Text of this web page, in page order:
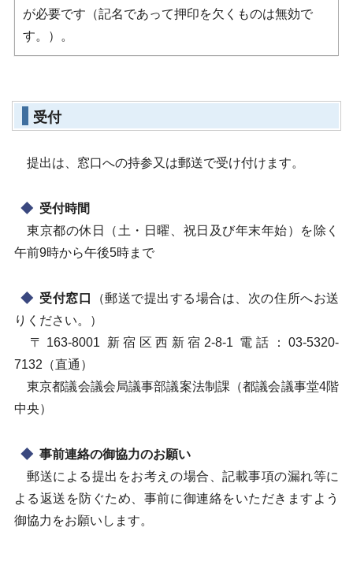
が必要です（記名であって押印を欠くものは無効で
す。）。
受付
提出は、窓口への持参又は郵送で受け付けます。
受付時間
東京都の休日（土・日曜、祝日及び年末年始）を除く
午前9時から午後5時まで
受付窓口
（郵送で提出する場合は、次の住所へお送
りください。）
〒163-8001 新宿区西新宿2-8-1 電話：03-5320-
7132（直通）
東京都議会議会局議事部議案法制課（都議会議事堂4階
中央）
事前連絡の御協力のお願い
郵送による提出をお考えの場合、記載事項の漏れ等に
よる返送を防ぐため、事前に御連絡をいただきますよう
御協力をお願いします。